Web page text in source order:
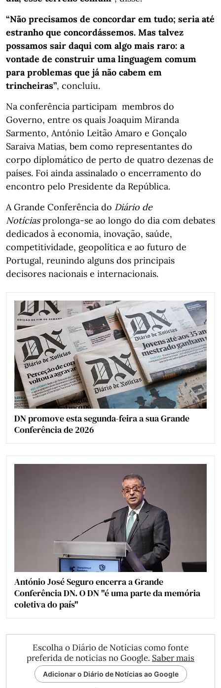
“Não precisamos de concordar em tudo; seria até
estranho que concordássemos. Mas talvez
possamos sair daqui com algo mais raro: a
vontade de construir uma linguagem comum
para problemas que já não cabem em
trincheiras”, concluiu.
Na conferência participam membros do
Governo, entre os quais Joaquim Miranda
Sarmento, António Leitão Amaro e Gonçalo
Saraiva Matias, bem como representantes do
corpo diplomático de perto de quatro dezenas de
países. Foi ainda assinalado o encerramento do
encontro pelo Presidente da República.
A Grande Conferência do Diário de
Notíciasprolonga-se ao longo do dia com debates
dedicados à economia, inovação, saúde,
competitividade, geopolítica e ao futuro de
Portugal, reunindo alguns dos principais
decisores nacionais e internacionais.
DN promove esta segunda-feira a sua Grande
Conferência de 2026
António José Seguro encerra a Grande
Conferência DN. O DN "é uma parte da memória
coletiva do país"
Escolha o Diário de Notícias como fonte
preferida de notícias no Google. Saber mais
Adicionar o Diário de Notícias ao Google